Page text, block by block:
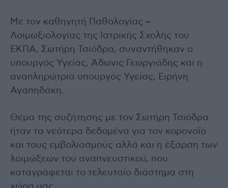
Με τον καθηγητή Παθολογίας –
Λοιμωξιολογίας της Ιατρικής Σχολής του
ΕΚΠΑ, Σωτήρη Τσιόδρα, συναντήθηκαν ο
υπουργός Υγείας, Άδωνις Γεωργιάδης και η
αναπληρώτρια υπουργός Υγείας, Ειρήνη
Αγαπηδάκη.
Θέμα της συζήτησης με τον Σωτήρη Τσιόδρα
ήταν τα νεότερα δεδομένα για τον κορονοϊό
και τους εμβολιασμούς αλλά και η έξαρση των
λοιμώξεων του αναπνευστικού, που
καταγράφεται το τελευταίο διάστημα στη